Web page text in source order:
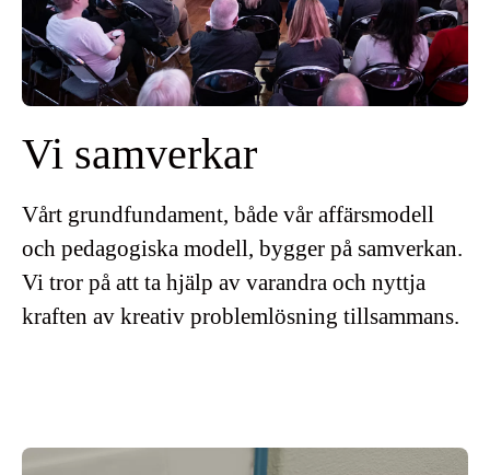
Vi samverkar
Vårt grundfundament, både vår affärsmodell
och pedagogiska modell, bygger på samverkan.
Vi tror på att ta hjälp av varandra och nyttja
kraften av kreativ problemlösning tillsammans.